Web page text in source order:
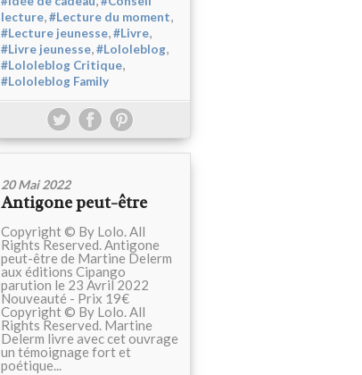
lecture,#Lecture du moment,
#Lecture jeunesse,#Livre,
#Livre jeunesse,#Lololeblog,
#Lololeblog Critique,
#Lololeblog Family
20 Mai 2022
Antigone peut-être
Copyright © By Lolo. All
Rights Reserved. Antigone
peut-être de Martine Delerm
aux éditions Cipango
parution le 23 Avril 2022
Nouveauté - Prix 19€
Copyright © By Lolo. All
Rights Reserved. Martine
Delerm livre avec cet ouvrage
un témoignage fort et
poétique...